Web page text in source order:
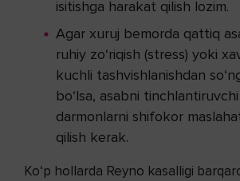
isitishga harakat qilish lozim.
Agar xuruj bemorda qattiq
ruhiy zo‘riqish (stress) yoki
kuchli tashvishlanishdan
bo‘lsa, asabni
darmonlarni shifokor
qilish kerak.
Ko‘p hollarda Reyno kasalligi